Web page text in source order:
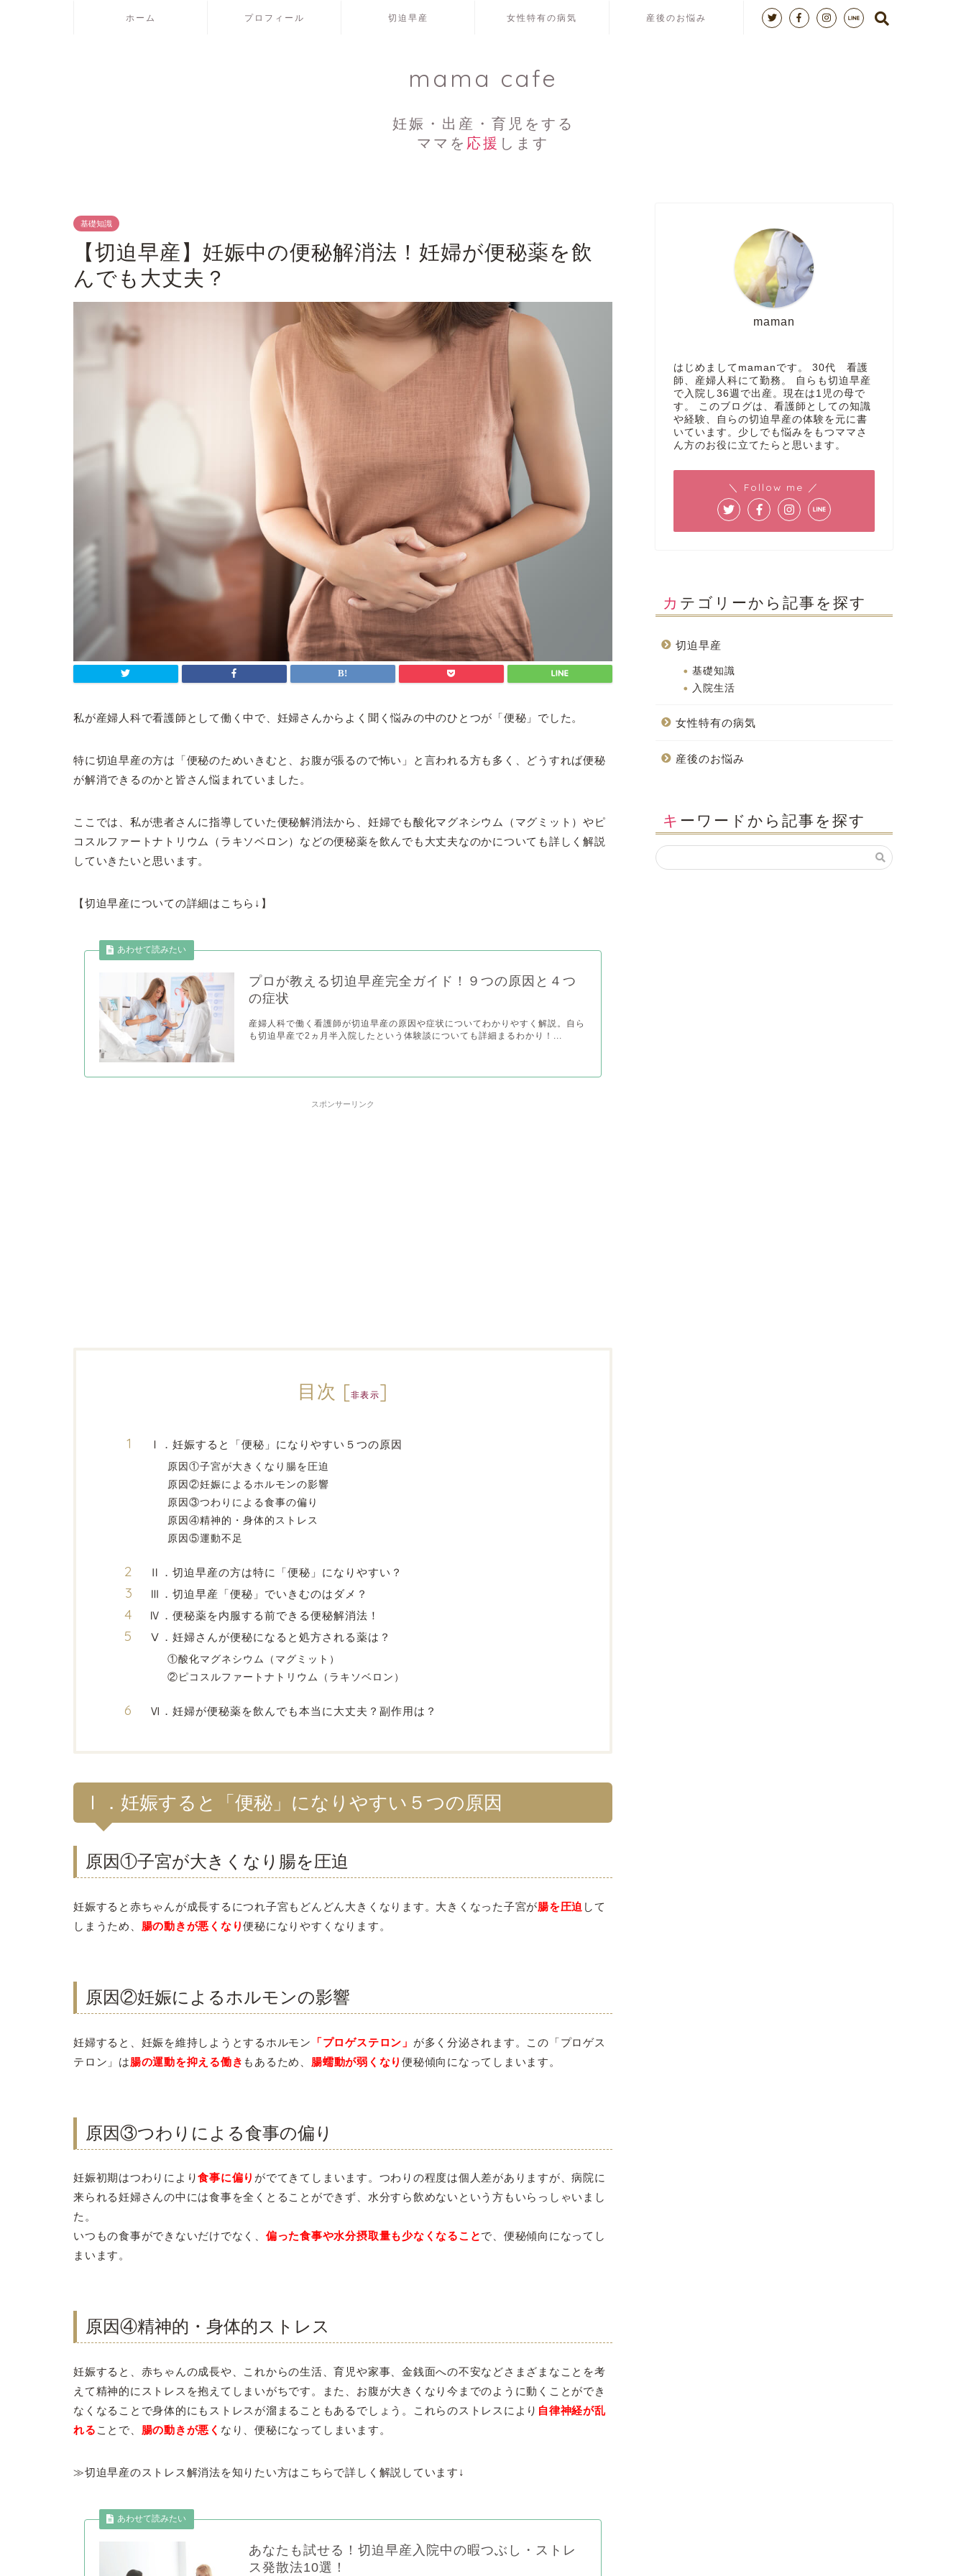
ホーム プロフィール 切迫早産 女性特有の病気 産後のお悩み
mama cafe
妊娠・出産・育児をする
ママを 応援 します
基礎知識
【切迫早産】妊娠中の便秘解消法！妊婦が便秘薬を飲
んでも大丈夫？
私が産婦人科で看護師として働く中で、妊婦さんからよく聞く悩みの中のひとつが「便秘」でした。
特に切迫早産の方は「便秘のためいきむと、お腹が張るので怖い」と言われる方も多く、どうすれば便秘
が解消できるのかと皆さん悩まれていました。
ここでは、私が患者さんに指導していた便秘解消法から、妊婦でも酸化マグネシウム（マグミット）やピ
コスルファートナトリウム（ラキソベロン）などの便秘薬を飲んでも大丈夫なのかについても詳しく解説
していきたいと思います。
【切迫早産についての詳細はこちら↓】
プロが教える切迫早産完全ガイド！９つの原因と４つ
の症状
産婦人科で働く看護師が切迫早産の原因や症状についてわかりやすく解説。自ら
も切迫早産で2ヵ月半入院したという体験談についても詳細まるわかり！...
スポンサーリンク
目次 [非表示]
Ⅰ．妊娠すると「便秘」になりやすい５つの原因
原因①子宮が大きくなり腸を圧迫
原因②妊娠によるホルモンの影響
原因③つわりによる食事の偏り
原因④精神的・身体的ストレス
原因⑤運動不足
Ⅱ．切迫早産の方は特に「便秘」になりやすい？
Ⅲ．切迫早産「便秘」でいきむのはダメ？
Ⅳ．便秘薬を内服する前できる便秘解消法！
Ⅴ．妊婦さんが便秘になると処方される薬は？
①酸化マグネシウム（マグミット）
②ピコスルファートナトリウム（ラキソベロン）
Ⅵ．妊婦が便秘薬を飲んでも本当に大丈夫？副作用は？
Ⅰ．妊娠すると「便秘」になりやすい５つの原因
原因①子宮が大きくなり腸を圧迫
妊娠すると赤ちゃんが成長するにつれ子宮もどんどん大きくなります。大きくなった子宮が腸を圧迫 して
しまうため、 腸の動きが悪くなり便秘になりやすくなります。
原因②妊娠によるホルモンの影響
妊婦すると、妊娠を維持しようとするホルモン 「プロゲステロン」 が多く分泌されます。この「プロゲス
テロン」は腸の運動を抑える働き もあるため、 腸蠕動が弱くなり便秘傾向になってしまいます。
原因③つわりによる食事の偏り
妊娠初期はつわりにより食事に偏り がでてきてしまいます。つわりの程度は個人差がありますが、病院に
来られる妊婦さんの中には食事を全くとることができず、水分すら飲めないという方もいらっしゃいまし
た。
いつもの食事ができないだけでなく、 偏った食事や水分摂取量も少なくなることで、便秘傾向になってし
まいます。
原因④精神的・身体的ストレス
妊娠すると、赤ちゃんの成長や、これからの生活、育児や家事、金銭面への不安などさまざまなことを考
えて精神的にストレスを抱えてしまいがちです。また、お腹が大きくなり今までのように動くことができ
なくなることで身体的にもストレスが溜まることもあるでしょう。これらのストレスにより 自律神経が乱
れる ことで、 腸の動きが悪く なり、便秘になってしまいます。
≫切迫早産のストレス解消法を知りたい方はこちらで詳しく解説しています↓
あなたも試せる！切迫早産入院中の暇つぶし・ストレ
ス発散法10選！
maman
はじめましてmamanです。 30代 看護
師、産婦人科にて勤務。 自らも切迫早産
で入院し36週で出産。現在は1児の母で
す。 このブログは、看護師としての知識
や経験、自らの切迫早産の体験を元に書
いています。少しでも悩みをもつママさ
ん方のお役に立てたらと思います。
＼ Follow me ／
カテゴリーから記事を探す
切迫早産
基礎知識
入院生活
女性特有の病気
産後のお悩み
キーワードから記事を探す